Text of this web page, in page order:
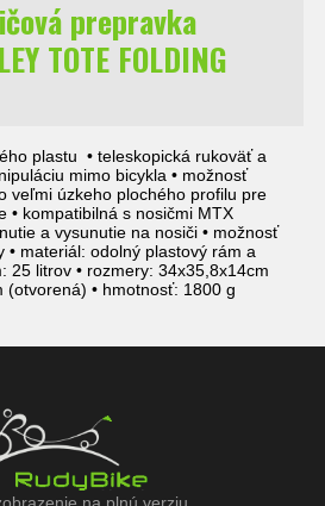
prepravka
TOTE FOLDING
plastu • teleskopická rukoväť a
mimo bicykla • možnosť
veľmi úzkeho plochého profilu pre
• kompatibilná s nosičmi MTX
a vysunutie na nosiči • možnosť
• materiál: odolný plastový rám a
25 litrov • rozmery: 34x35,8x14cm
(otvorená) • hmotnosť: 1800 g